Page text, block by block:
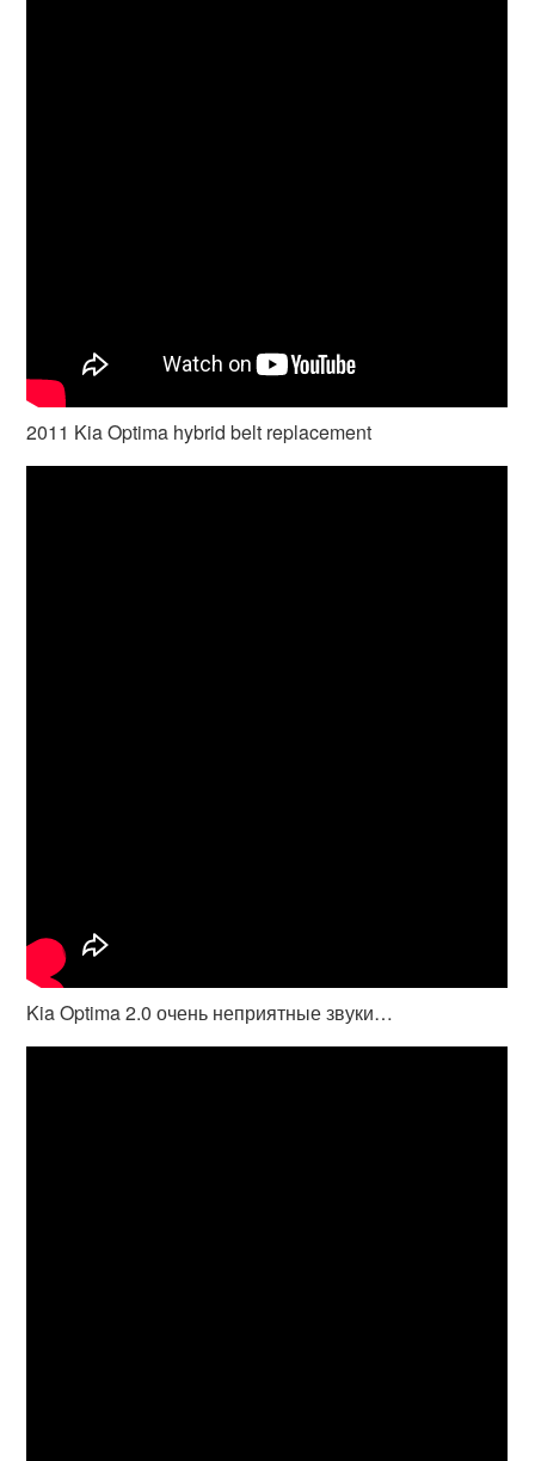
2011 Kia Optima hybrid belt replacement
Kia Optima 2.0 очень неприятные звуки…